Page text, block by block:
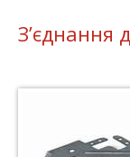
З’єднання